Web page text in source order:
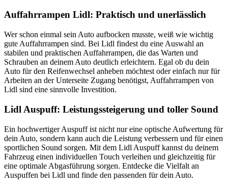
Auffahrrampen Lidl: Praktisch und unerlässlich
Wer schon einmal sein Auto aufbocken musste, weiß wie wichtig
gute Auffahrrampen sind. Bei Lidl findest du eine Auswahl an
stabilen und praktischen Auffahrrampen, die das Warten und
Schrauben an deinem Auto deutlich erleichtern. Egal ob du dein
Auto für den Reifenwechsel anheben möchtest oder einfach nur für
Arbeiten an der Unterseite Zugang benötigst, Auffahrrampen von
Lidl sind eine sinnvolle Investition.
Lidl Auspuff: Leistungssteigerung und toller Sound
Ein hochwertiger Auspuff ist nicht nur eine optische Aufwertung für
dein Auto, sondern kann auch die Leistung verbessern und für einen
sportlichen Sound sorgen. Mit dem Lidl Auspuff kannst du deinem
Fahrzeug einen individuellen Touch verleihen und gleichzeitig für
eine optimale Abgasführung sorgen. Entdecke die Vielfalt an
Auspuffen bei Lidl und finde den passenden für dein Auto.